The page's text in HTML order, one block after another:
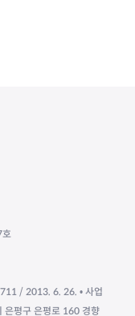
호
/ 2013. 6. 26. • 사업
은평구 은평로 160 경향